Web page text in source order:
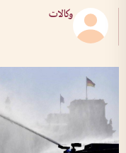
وكالات